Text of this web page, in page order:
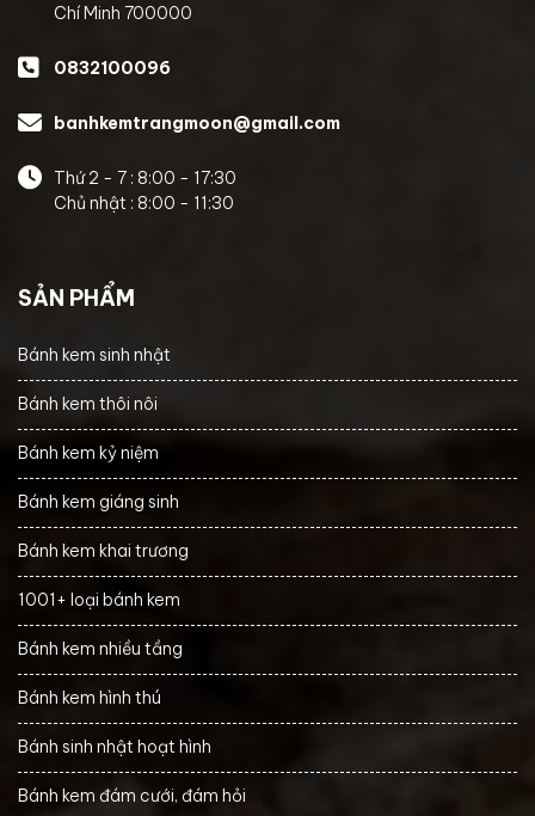
Chí Minh 700000
0832100096
banhkemtrangmoon@gmail.com
Thứ 2 - 7 : 8:00 - 17:30
Chủ nhật : 8:00 - 11:30
SẢN PHẨM
Bánh kem sinh nhật
Bánh kem thôi nôi
Bánh kem kỷ niệm
Bánh kem giáng sinh
Bánh kem khai trương
1001+ loại bánh kem
Bánh kem nhiều tầng
Bánh kem hình thú
Bánh sinh nhật hoạt hình
Bánh kem đám cưới, đám hỏi